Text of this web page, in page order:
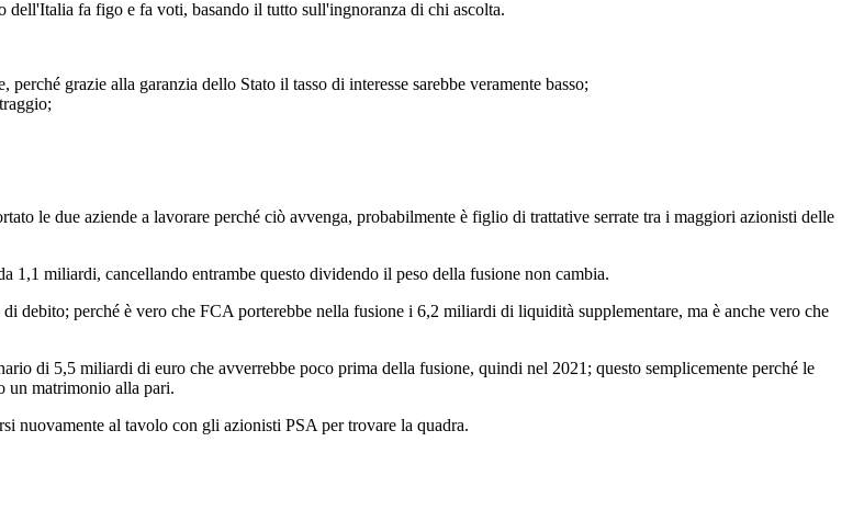
dell'Italia fa figo e fa voti, basando il tutto sull'ingnoranza di chi ascolta.
grazie alla garanzia dello Stato il tasso di interesse sarebbe veramente basso;
le due aziende a lavorare perché ciò avvenga, probabilmente è figlio di trattative serrate tra i maggiori azionisti delle
1,1 miliardi, cancellando entrambe questo dividendo il peso della fusione non cambia.
debito; perché è vero che FCA porterebbe nella fusione i 6,2 miliardi di liquidità supplementare, ma è anche vero che
di 5,5 miliardi di euro che avverrebbe poco prima della fusione, quindi nel 2021; questo semplicemente perché le
un matrimonio alla pari.
nuovamente al tavolo con gli azionisti PSA per trovare la quadra.